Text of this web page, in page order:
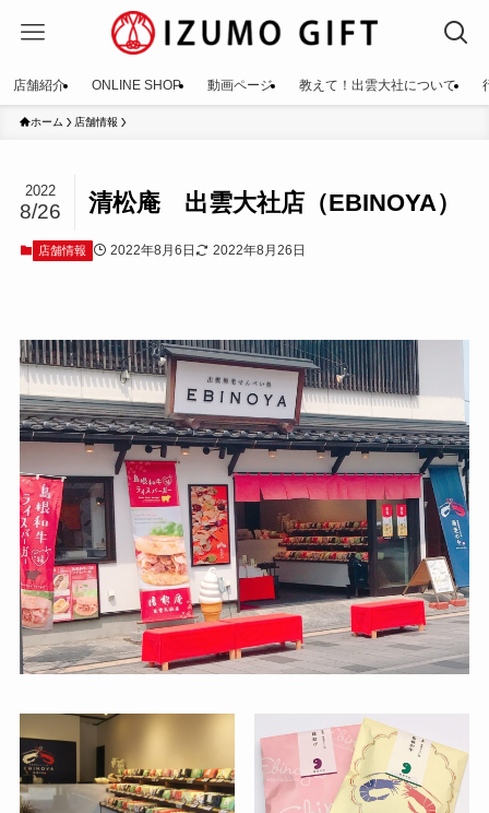
店舗紹介 ONLINE SHOP 動画ページ 教えて！出雲大社について
ホーム 店舗情報
清松庵 出雲大社店（EBINOYA）
2022
8/26
店舗情報 2022年8月6日 2022年8月26日